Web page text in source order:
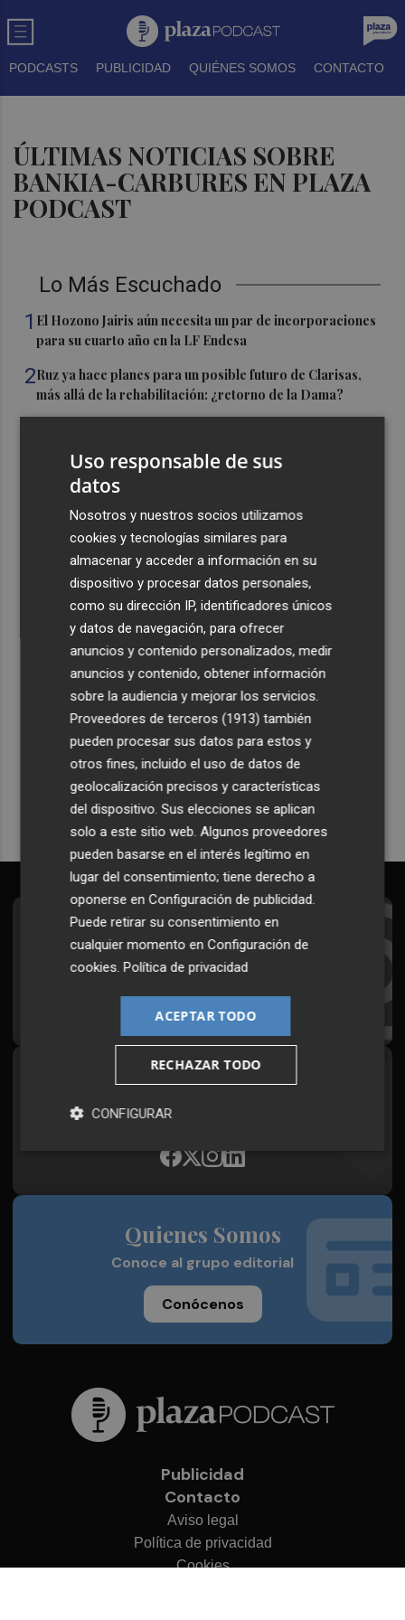
PODCASTS PUBLICIDAD QUIÉNES SOMOS CONTACTO
ÚLTIMAS NOTICIAS SOBRE
BANKIA-CARBURES EN PLAZA
PODCAST
Lo Más Escuchado
1 El Hozono Jairis aún necesita un par de incorporaciones
para su cuarto año en la LF Endesa
2Ruz ya hace planes para un posible futuro de Clarisas,
más allá de la rehabilitación: ¿retorno de la Dama?
Castelló apuesta por convertir el eclipse en un referente
El Villarreal anuncia a sus seis capitanes: Gerard
Moreno, Foyth, Comesaña, Ayoze, Cardona y Logan
Costa
Recibe toda la actualidad de
Plaza Podcast en tu correo
Quiero suscribirme
Suscríbete al Boletín
Todos los días a primera hora en tu email
Síguenos en redes
Plaza Podcast, desde cualquier medio
Quienes Somos
Conoce al grupo editorial
Conócenos
Publicidad
Contacto
Aviso legal
Política de privacidad
Cookies
Uso responsable de sus
datos
Nosotros y nuestros socios utilizamos
cookies y tecnologías similares para
almacenar y acceder a información en su
dispositivo y procesar datos personales,
como su dirección IP, identificadores únicos
y datos de navegación, para ofrecer
anuncios y contenido personalizados, medir
anuncios y contenido, obtener información
sobre la audiencia y mejorar los servicios.
Proveedores de terceros (1913) también
pueden procesar sus datos para estos y
otros fines, incluido el uso de datos de
geolocalización precisos y características
del dispositivo. Sus elecciones se aplican
solo a este sitio web. Algunos proveedores
pueden basarse en el interés legítimo en
lugar del consentimiento; tiene derecho a
oponerse enConfiguración de publicidad.
Puede retirar su consentimiento en
cualquier momento enConfiguración de
cookies.Política de privacidad
ACEPTAR TODO
RECHAZAR TODO
CONFIGURAR